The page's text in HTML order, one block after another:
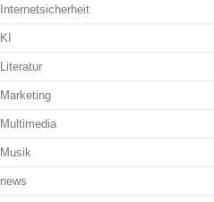
Internetsicherheit
KI
Literatur
Marketing
Multimedia
Musik
news